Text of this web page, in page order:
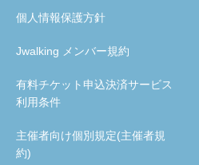
個人情報保護方針
Jwalking メンバー規約
有料チケット申込決済サービス
利用条件
主催者向け個別規定(主催者規
約)